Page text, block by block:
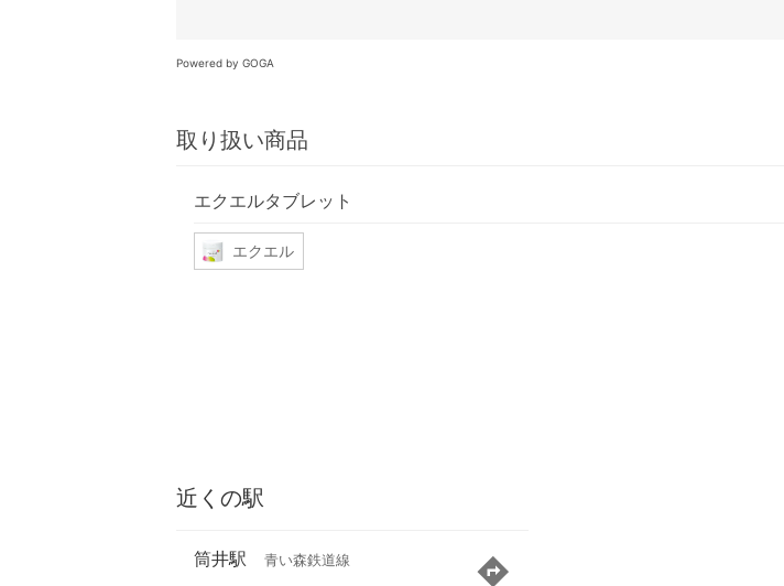
Powered by GOGA
取り扱い商品
エクエルタブレット
エクエル
近くの駅
筒井駅 青い森鉄道線